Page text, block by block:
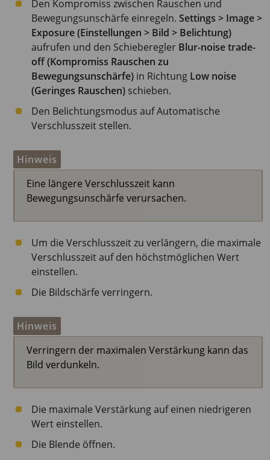
Den Kompromiss zwischen Rauschen und
Bewegungsunschärfe einregeln. Settings > Image >
Exposure (Einstellungen > Bild > Belichtung)
aufrufen und den Schieberegler Blur-noise trade-
off (Kompromiss Rauschen zu
Bewegungsunschärfe) in Richtung Low noise
(Geringes Rauschen) schieben.
Den Belichtungsmodus auf Automatische
Verschlusszeit stellen.
Hinweis
Eine längere Verschlusszeit kann
Bewegungsunschärfe verursachen.
Um die Verschlusszeit zu verlängern, die maximale
Verschlusszeit auf den höchstmöglichen Wert
einstellen.
Die Bildschärfe verringern.
Hinweis
Verringern der maximalen Verstärkung kann das
Bild verdunkeln.
Die maximale Verstärkung auf einen niedrigeren
Wert einstellen.
Die Blende öffnen.